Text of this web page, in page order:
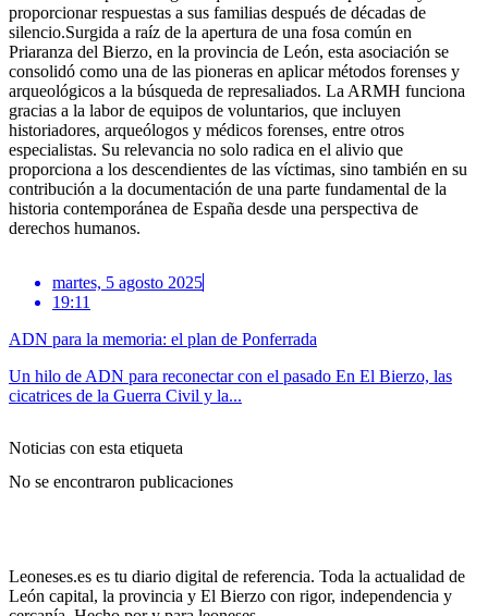
proporcionar respuestas a sus familias después de décadas de
silencio.Surgida a raíz de la apertura de una fosa común en
Priaranza del Bierzo, en la provincia de León, esta asociación se
consolidó como una de las pioneras en aplicar métodos forenses y
arqueológicos a la búsqueda de represaliados. La ARMH funciona
gracias a la labor de equipos de voluntarios, que incluyen
historiadores, arqueólogos y médicos forenses, entre otros
especialistas. Su relevancia no solo radica en el alivio que
proporciona a los descendientes de las víctimas, sino también en su
contribución a la documentación de una parte fundamental de la
historia contemporánea de España desde una perspectiva de
derechos humanos.
martes, 5 agosto 2025
19:11
ADN para la memoria: el plan de Ponferrada
Un hilo de ADN para reconectar con el pasado En El Bierzo, las
cicatrices de la Guerra Civil y la...
Noticias con esta etiqueta
No se encontraron publicaciones
Leoneses.es es tu diario digital de referencia. Toda la actualidad de
León capital, la provincia y El Bierzo con rigor, independencia y